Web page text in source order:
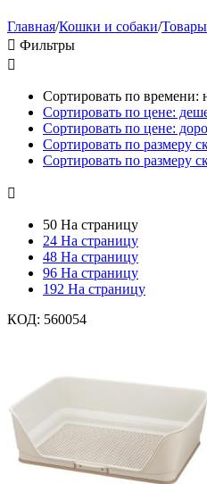
Главная/Кошки и собаки/
 Фильтры

Сортировать по
Сортировать по цене:
Сортировать по цене:
Сортировать по размеру
Сортировать по размеру

50 На страницу
24 На страницу
48 На страницу
96 На страницу
192 На страницу
КОД: 560054